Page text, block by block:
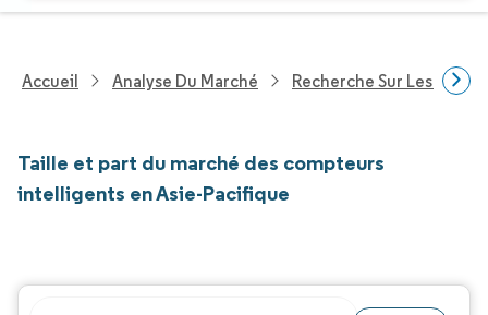
Accueil Analyse Du Marché Recherche Sur Les
Taille et part du marché des compteurs
intelligents en Asie-Pacifique